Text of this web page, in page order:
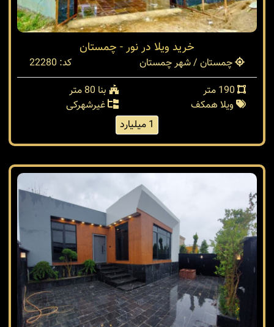
خرید ویلا در نور - چمستان
چمستان / شهر چمستان
کد: 22280
بنا 80 متر
ویلا همکف
غیرشهرکی
1 میلیارد